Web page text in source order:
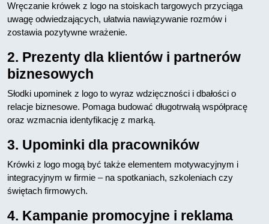
Wręczanie krówek z logo na stoiskach targowych przyciąga
uwagę odwiedzających, ułatwia nawiązywanie rozmów i
zostawia pozytywne wrażenie.
2. Prezenty dla klientów i partnerów
biznesowych
Słodki upominek z logo to wyraz wdzięczności i dbałości o
relacje biznesowe. Pomaga budować długotrwałą współpracę
oraz wzmacnia identyfikację z marką.
3. Upominki dla pracowników
Krówki z logo mogą być także elementem motywacyjnym i
integracyjnym w firmie – na spotkaniach, szkoleniach czy
świętach firmowych.
4. Kampanie promocyjne i reklama